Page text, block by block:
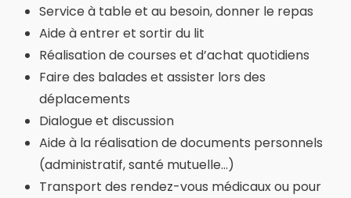
Service à table et au besoin, donner le repas
Aide à entrer et sortir du lit
Réalisation de courses et d’achat quotidiens
Faire des balades et assister lors des
déplacements
Dialogue et discussion
Aide à la réalisation de documents personnels
(administratif, santé mutuelle…)
Transport des rendez-vous médicaux ou pour